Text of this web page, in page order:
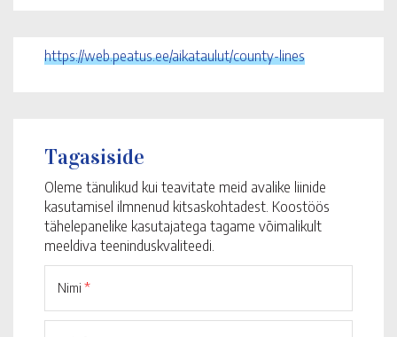
https://web.peatus.ee/aikataulut/county-lines
Tagasiside
Oleme tänulikud kui teavitate meid avalike liinide
kasutamisel ilmnenud kitsaskohtadest. Koostöös
tähelepanelike kasutajatega tagame võimalikult
meeldiva teeninduskvaliteedi.
Nimi *